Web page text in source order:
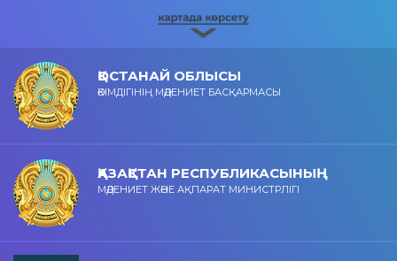
ҚОСТАНАЙ ОБЛЫСЫ
ӘКІМДІГІНІҢ МӘДЕНИЕТ БАСҚАРМАСЫ
ҚАЗАҚСТАН РЕСПУБЛИКАСЫНЫҢ
МӘДЕНИЕТ ЖӘНЕ АҚПАРАТ МИНИСТРЛІГІ